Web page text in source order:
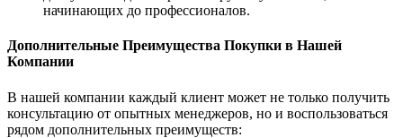
начинающих до профессионалов.
Дополнительные Преимущества Покупки в Нашей
Компании
В нашей компании каждый клиент может не только получить
консультацию от опытных менеджеров, но и воспользоваться
рядом дополнительных преимуществ: